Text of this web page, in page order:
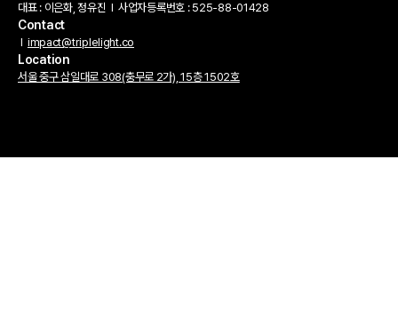
대표 : 이은화, 정유진 l 사업자등록번호 : 525-88-01428
Contact
l impact@triplelight.co
Location
서울 중구 삼일대로 308(충무로 2가), 15층 1502호